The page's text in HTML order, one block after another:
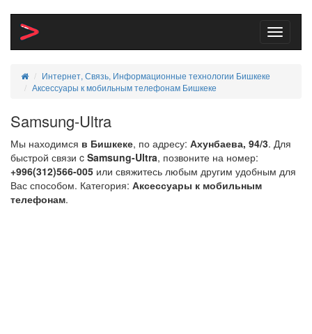
Toggle
Интернет, Связь, Информационные технологии Бишкеке
Аксессуары к мобильным телефонам Бишкеке
Samsung-Ultra
Мы находимся в Бишкеке, по адресу: Ахунбаева, 94/3. Для
быстрой связи c Samsung-Ultra, позвоните на номер:
+996(312)566-005 или свяжитесь любым другим удобным для
Вас способом. Категория: Аксессуары к мобильным
телефонам.